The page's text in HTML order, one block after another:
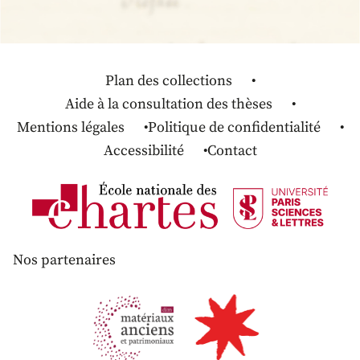
Plan des collections
Aide à la consultation des thèses
Mentions légales
Politique de confidentialité
Accessibilité
Contact
Nos partenaires